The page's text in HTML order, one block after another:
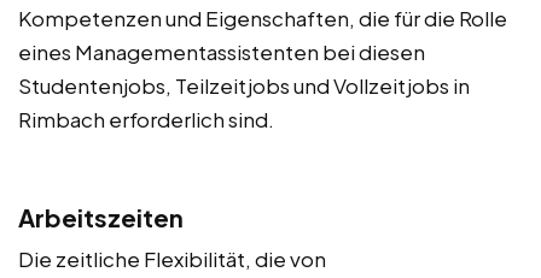
Kompetenzen und Eigenschaften, die für die Rolle
eines Managementassistenten bei diesen
Studentenjobs, Teilzeitjobs und Vollzeitjobs in
Rimbach erforderlich sind.
Arbeitszeiten
Die zeitliche Flexibilität, die von